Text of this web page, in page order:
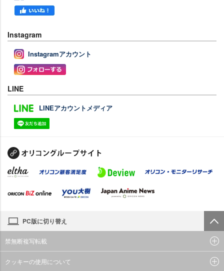
Instagram
Instagramアカウント
LINE
LINEアカウントメディア
PC版に切り替え
禁無断複写転載
クッキーの使用について